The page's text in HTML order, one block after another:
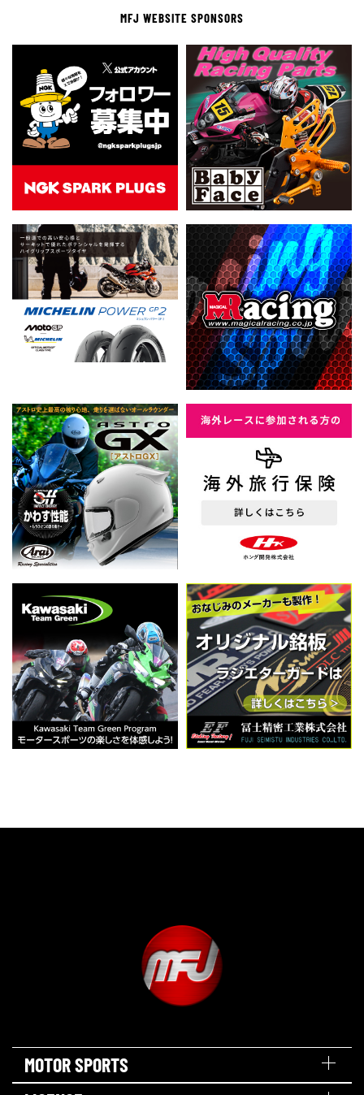
MFJ WEBSITE SPONSORS
MOTOR SPORTS